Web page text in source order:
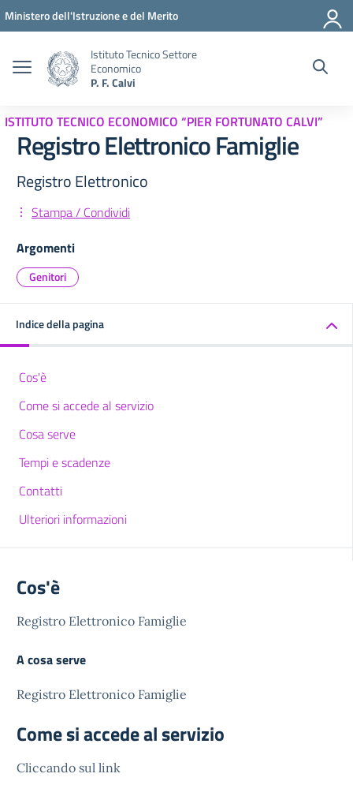
Vai ai contenuti
Vai al menu di navigazione
Vai al footer
Ministero dell'Istruzione e del Merito
Istituto Tecnico Settore
Economico
P. F. Calvi
ISTITUTO TECNICO ECONOMICO “PIER FORTUNATO CALVI”
Registro Elettronico Famiglie
Registro Elettronico
Stampa / Condividi
Argomenti
Genitori
Indice della pagina
Cos'è
Come si accede al servizio
Cosa serve
Tempi e scadenze
Contatti
Ulteriori informazioni
Cos'è
Registro Elettronico Famiglie
A cosa serve
Registro Elettronico Famiglie
Come si accede al servizio
Cliccando sul link